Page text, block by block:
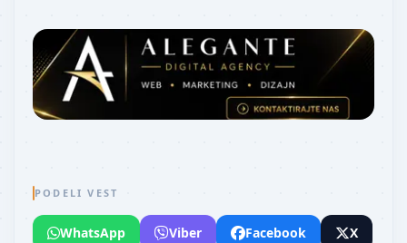
PODELI VEST
WhatsApp Viber Facebook X